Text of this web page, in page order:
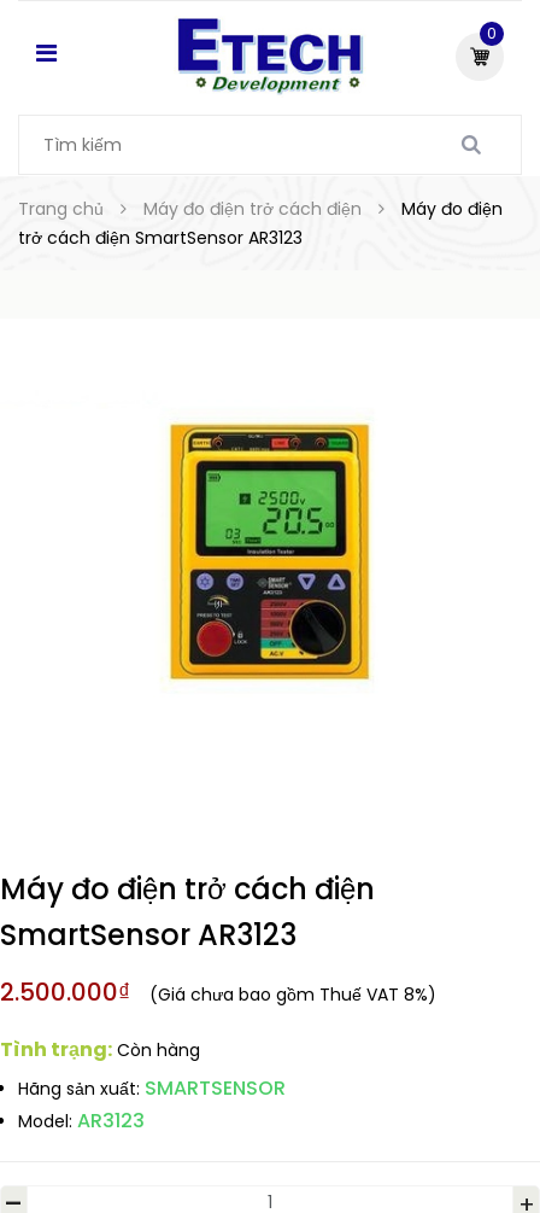
0
Trang chủ Máy đo điện trở cách điện
Máy đo điện
trở cách điện SmartSensor AR3123
Máy đo điện trở cách điện
SmartSensor AR3123
2.500.000₫ (Giá chưa bao gồm Thuế VAT 8%)
Tình trạng: Còn hàng
Hãng sản xuất: SMARTSENSOR
Model: AR3123
+